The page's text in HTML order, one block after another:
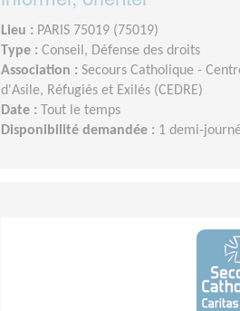
Lieu : PARIS 75019 (75019)
Type : Conseil, Défense des droits
Association : Secours Catholique -
d'Asile, Réfugiés et Exilés (CEDRE)
Date : Tout le temps
Disponibilité demandée : 1 demi-